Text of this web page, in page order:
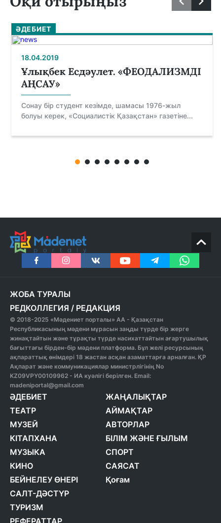
ӘДЕБИЕТ
18.04.2019
Ұлықбек Есдәулет. «ФЕОДАЛИЗМДІ
АҢСАУ»
Сонау бір студент кезімде, шамасы 1976-жыл
болуы керек, «Социалистік Қазақстан» газетіне...
ЖОБА ТУРАЛЫ
РЕДКОЛЛЕГИЯ / РЕДАКЦИЯ
© 2018-2025 «Мәдениет порталы» АА - Қазақстан
Республикасының мәдени мұрасын заңды түрде бір жерге
жинақтайтын және тұрақты түрде насихаттайтын ағартушылық
бағыттағы бірден-бір мәдени платформа. Бұл желі ресурсының
ақпараттық өнімдері 18 жастан асқан азаматтарға арналған. ҚР
Ақпарат және коммуникациялар министрлігінің No
KZ09VPY00109962 - ИА куәлігі берілген. Email:
madeniportal@gmail.com
ӘДЕБИЕТ
ТЕАТР
МУЗЕЙ
КІТАПХАНА
МУЗЫКА
КИНО
БЕЙНЕЛЕУ ӨНЕРІ
САЛТ-ДӘСТҮР
ТУРИЗМ
РЕФЕРАТТАР
ЖАҢАЛЫҚТАР
АЙМАҚТАР
АВТОРЛАР
БІЛІМ ЖӘНЕ ҒЫЛЫМ
СПОРТ
САЯСАТ
Қоғам